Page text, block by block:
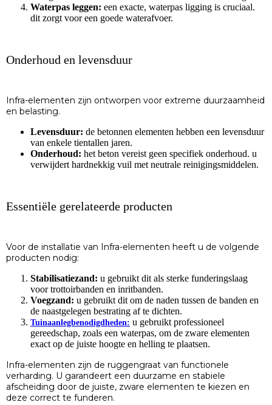
Waterpas leggen: een exacte, waterpas ligging is cruciaal.
dit zorgt voor een goede waterafvoer.
Onderhoud en levensduur
Infra-elementen zijn ontworpen voor extreme duurzaamheid
en belasting.
Levensduur: de betonnen elementen hebben een levensduur
van enkele tientallen jaren.
Onderhoud: het beton vereist geen specifiek onderhoud. u
verwijdert hardnekkig vuil met neutrale reinigingsmiddelen.
Essentiële gerelateerde producten
Voor de installatie van Infra-elementen heeft u de volgende
producten nodig:
Stabilisatiezand: u gebruikt dit als sterke funderingslaag
voor trottoirbanden en inritbanden.
Voegzand: u gebruikt dit om de naden tussen de banden en
de naastgelegen bestrating af te dichten.
Tuinaanlegbenodigdheden: u gebruikt professioneel
gereedschap, zoals een waterpas, om de zware elementen
exact op de juiste hoogte en helling te plaatsen.
Infra-elementen zijn de ruggengraat van functionele
verharding. U garandeert een duurzame en stabiele
afscheiding door de juiste, zware elementen te kiezen en
deze correct te funderen.